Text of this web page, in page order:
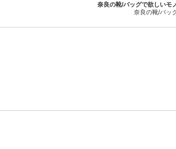
奈良の靴/バッグで欲しいモ
奈良の靴/バッ